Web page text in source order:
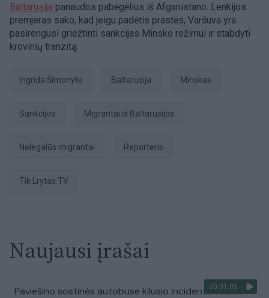
Baltarusija panaudos pabėgėlius iš Afganistano. Lenkijos
premjeras sako, kad jeigu padėtis prastės, Varšuva yra
pasirengusi griežtinti sankcijas Minsko režimui ir stabdyti
krovinių tranzitą.
Ingrida Šimonytė Baltarusija Minskas
sankcijos Migrantai iš Baltarusijos
nelegalūs migrantai Reporteris
tik Lrytas.TV
Naujausi įrašai
00:01:05
Paviešino sostinės autobuse kilusio incidento vaizdo